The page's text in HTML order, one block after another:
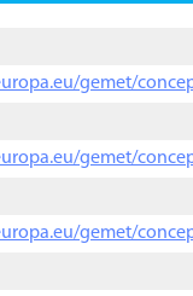
gemet/
gemet/
gemet/